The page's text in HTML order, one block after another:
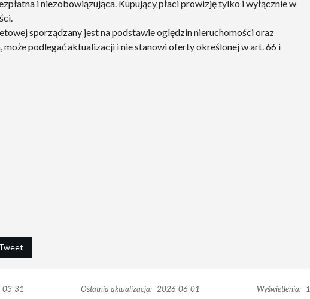
i niezobowiązująca. Kupujący płaci prowizję tylko i wyłącznie w
sporządzany jest na podstawie oględzin nieruchomości oraz
może podlegać aktualizacji i nie stanowi oferty określonej w art. 66 i
03-31 Ostatnia aktualizacja: 2026-06-01 Wyświetlenia: